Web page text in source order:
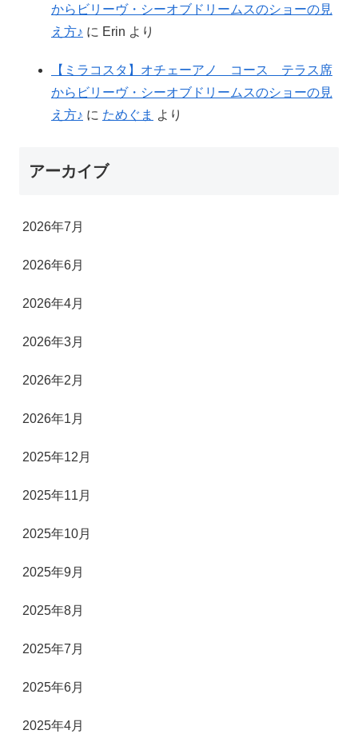
からビリーヴ・シーオブドリームスのショーの見
え方♪ に Erin より
【ミラコスタ】オチェーアノ コース テラス席
からビリーヴ・シーオブドリームスのショーの見
え方♪ に ためぐま より
アーカイブ
2026年7月
2026年6月
2026年4月
2026年3月
2026年2月
2026年1月
2025年12月
2025年11月
2025年10月
2025年9月
2025年8月
2025年7月
2025年6月
2025年4月